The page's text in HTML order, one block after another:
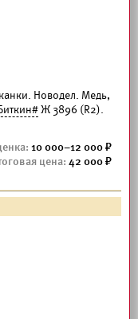
Новодел. Медь,
Ж 3896 (R2).
10 000–12 000
42 000